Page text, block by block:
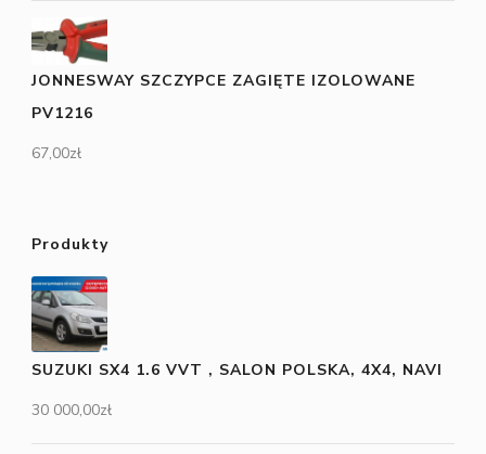
JONNESWAY SZCZYPCE ZAGIĘTE IZOLOWANE
PV1216
67,00zł
Produkty
SUZUKI SX4 1.6 VVT , SALON POLSKA, 4X4, NAVI
30 000,00zł